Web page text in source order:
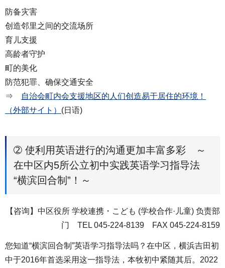
防备灾害
创造邻里之间的交流场所
育儿支援
高龄者守护
町的美化
防范犯罪、确保交通安全
⇒
自治会町内会支援地区的人们创造易于居住的环境！
（外部サイト） (日语)
➁ 使利用英语进行的沟通更加丰富多彩 ～
在中区内5所公立初中实践英语学习指导法
“横滨回合制”！～
【咨询】中区役所 学校連携・こども (学校合作·儿童) 负责部
门 TEL 045-224-8139 FAX 045-224-8159
您知道“横滨回合制”英语学习指导法吗？在中区，横浜吉田初
中于2016年首选采用这一指导法，本牧初中紧随其后。2022